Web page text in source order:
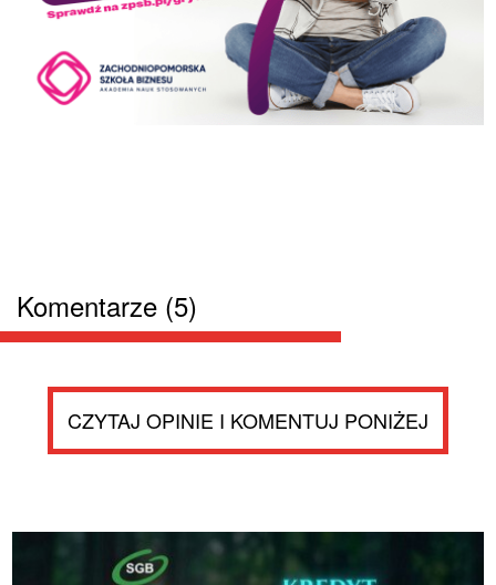
Komentarze (5)
CZYTAJ OPINIE I KOMENTUJ PONIŻEJ